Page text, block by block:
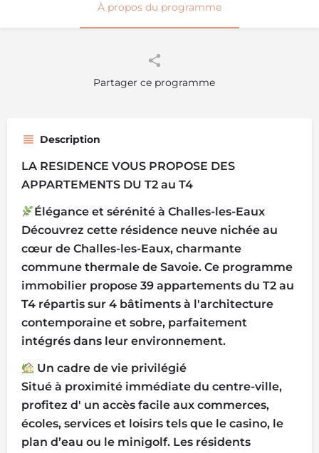
À propos du programme
Partager ce programme
Description
LA RESIDENCE VOUS PROPOSE DES
APPARTEMENTS DU T2 au T4
Élégance et sérénité à Challes-les-Eaux
Découvrez cette résidence neuve nichée au
cœur de Challes-les-Eaux, charmante
commune thermale de Savoie. Ce programme
immobilier propose 39 appartements du T2 au
T4 répartis sur 4 bâtiments à l'architecture
contemporaine et sobre, parfaitement
intégrés dans leur environnement.
Un cadre de vie privilégié
Situé à proximité immédiate du centre-ville,
profitez d' un accès facile aux commerces,
écoles, services et loisirs tels que le casino, le
plan d’eau ou le minigolf. Les résidents